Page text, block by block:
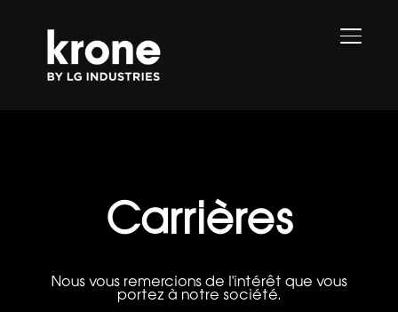
Carrières
Nous vous remercions de l'intérêt que vous
portez à notre société.